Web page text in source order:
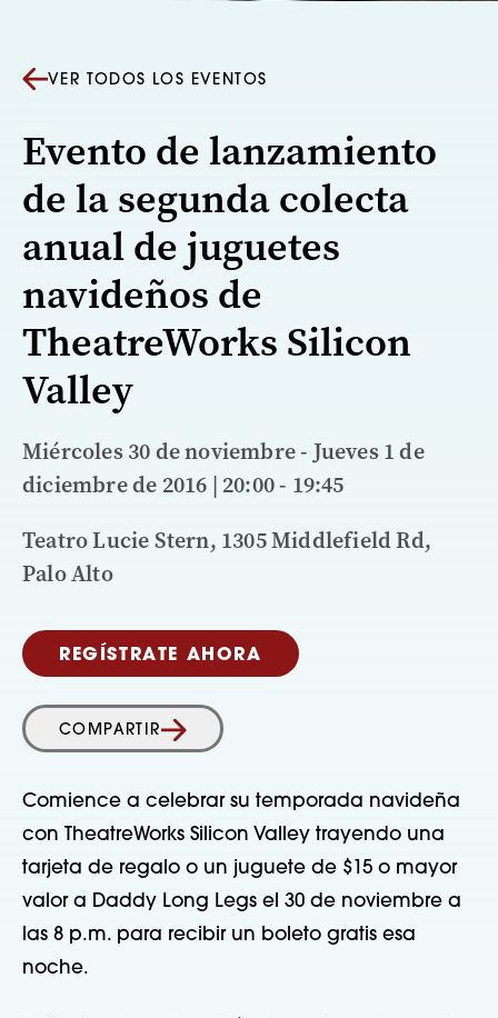
VER TODOS LOS EVENTOS
Evento de lanzamiento
de la segunda colecta
anual de juguetes
navideños de
TheatreWorks Silicon
Valley
Miércoles 30 de noviembre - Jueves 1 de
diciembre de 2016 | 20:00 - 19:45
Teatro Lucie Stern, 1305 Middlefield Rd,
Palo Alto
REGÍSTRATE AHORA
COMPARTIR
Comience a celebrar su temporada navideña
con TheatreWorks Silicon Valley trayendo una
tarjeta de regalo o un juguete de $15 o mayor
valor a Daddy Long Legs el 30 de noviembre a
las 8 p.m. para recibir un boleto gratis esa
noche.